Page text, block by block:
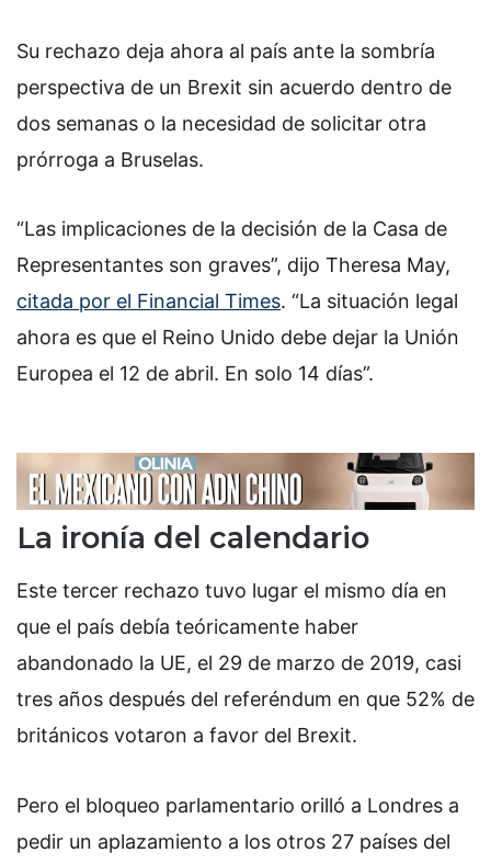
Su rechazo deja ahora al país ante la sombría
perspectiva de un Brexit sin acuerdo dentro de
dos semanas o la necesidad de solicitar otra
prórroga a Bruselas.
“Las implicaciones de la decisión de la Casa de
Representantes son graves”, dijo Theresa May,
citada por el Financial Times. “La situación legal
ahora es que el Reino Unido debe dejar la Unión
Europea el 12 de abril. En solo 14 días”.
La ironía del calendario
Este tercer rechazo tuvo lugar el mismo día en
que el país debía teóricamente haber
abandonado la UE, el 29 de marzo de 2019, casi
tres años después del referéndum en que 52% de
británicos votaron a favor del Brexit.
Pero el bloqueo parlamentario orilló a Londres a
pedir un aplazamiento a los otros 27 países del